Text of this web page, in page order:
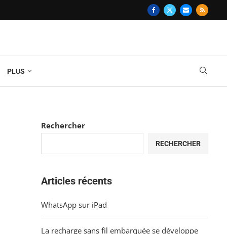
PLUS
Rechercher
RECHERCHER
Articles récents
WhatsApp sur iPad
La recharge sans fil embarquée se développe